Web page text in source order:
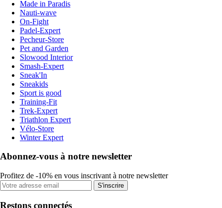
Made in Paradis
Nauti-wave
On-Fight
Padel-Expert
Pecheur-Store
Pet and Garden
Slowood Interior
Smash-Expert
Sneak'In
Sneakids
Sport is good
Training-Fit
Trek-Expert
Triathlon Expert
Vélo-Store
Winter Expert
Abonnez-vous à notre newsletter
Profitez de -10% en vous inscrivant à notre newsletter
S'inscrire
Restons connectés